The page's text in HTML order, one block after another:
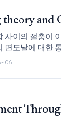
and
사이의 절충
면도날에 대한
06